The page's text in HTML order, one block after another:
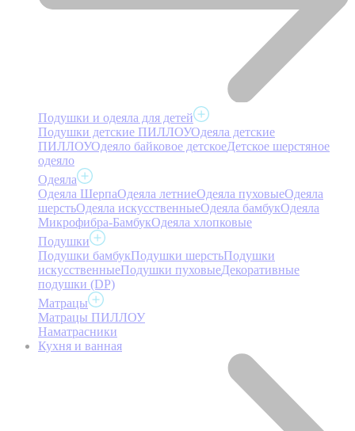
Подушки и одеяла для детей
Подушки детские ПИЛЛОУОдеяла детские
ПИЛЛОУОдеяло байковое детскоеДетское шерстяное
одеяло
Одеяла
Одеяла ШерпаОдеяла летниеОдеяла пуховыеОдеяла
шерстьОдеяла искусственныеОдеяла бамбукОдеяла
Микрофибра-БамбукОдеяла хлопковые
Подушки
Подушки бамбукПодушки шерстьПодушки
искусственныеПодушки пуховыеДекоративные
подушки (DP)
Матрацы
Матрацы ПИЛЛОУ
Наматрасники
Кухня и ванная